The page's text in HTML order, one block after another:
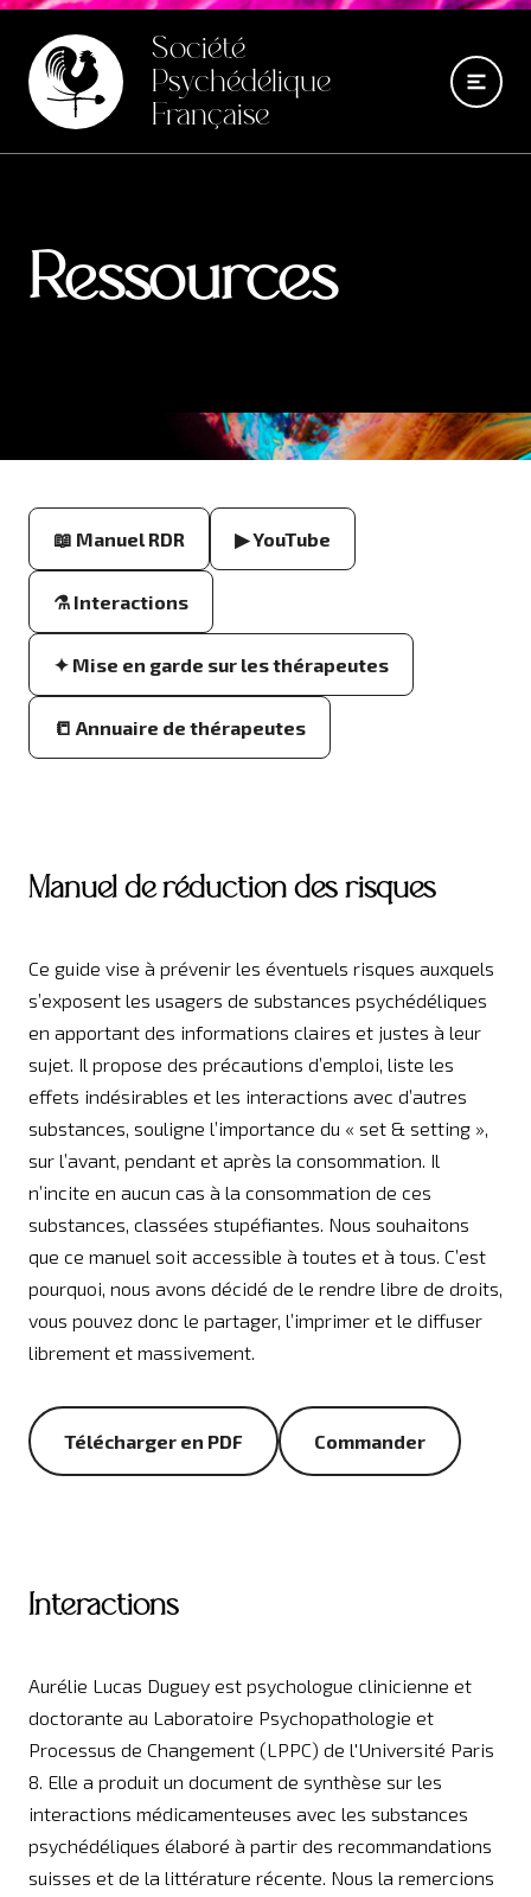
Société
Psychédélique
Française
Ressources
📖 Manuel RDR ▶ YouTube
⚗ Interactions
✦ Mise en garde sur les thérapeutes
📒 Annuaire de thérapeutes
Manuel de réduction des risques
Ce guide vise à prévenir les éventuels risques auxquels
s’exposent les usagers de substances psychédéliques
en apportant des informations claires et justes à leur
sujet. Il propose des précautions d’emploi, liste les
effets indésirables et les interactions avec d’autres
substances, souligne l’importance du « set & setting »,
sur l’avant, pendant et après la consommation. Il
n’incite en aucun cas à la consommation de ces
substances, classées stupéfiantes. Nous souhaitons
que ce manuel soit accessible à toutes et à tous. C’est
pourquoi, nous avons décidé de le rendre libre de droits,
vous pouvez donc le partager, l’imprimer et le diffuser
librement et massivement.
Télécharger en PDF Commander
Interactions
Aurélie Lucas Duguey est psychologue clinicienne et
doctorante au Laboratoire Psychopathologie et
Processus de Changement (LPPC) de l'Université Paris
8. Elle a produit un document de synthèse sur les
interactions médicamenteuses avec les substances
psychédéliques élaboré à partir des recommandations
suisses et de la littérature récente. Nous la remercions